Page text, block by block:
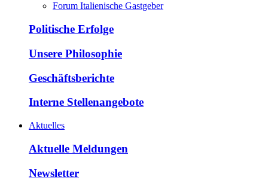
Forum Italienische Gastgeber
Politische Erfolge
Unsere Philosophie
Geschäftsberichte
Interne Stellenangebote
Aktuelles
Aktuelle Meldungen
Newsletter